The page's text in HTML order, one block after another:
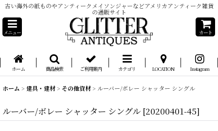
古い海外の紙ものやアンティークメイソンジャーなどアメリカアンティーク雑貨
の通販サイト
メニュー カート
ホーム 商品検索 ご利用案内 カテゴリ LOCATION Instagram
ホーム > 建具・建材> その他資材> ルーバー/ボレー シャッター シングル
ルーバー/ボレー シャッター シングル [20200401-45]